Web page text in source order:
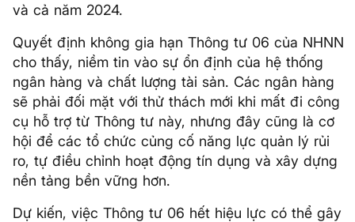
và cả năm 2024.
Quyết định không gia hạn Thông tư 06 của NHNN
cho thấy, niềm tin vào sự ổn định của hệ thống
ngân hàng và chất lượng tài sản. Các ngân hàng
sẽ phải đối mặt với thử thách mới khi mất đi công
cụ hỗ trợ từ Thông tư này, nhưng đây cũng là cơ
hội để các tổ chức củng cố năng lực quản lý rủi
ro, tự điều chỉnh hoạt động tín dụng và xây dựng
nền tảng bền vững hơn.
Dự kiến, việc Thông tư 06 hết hiệu lực có thể gây